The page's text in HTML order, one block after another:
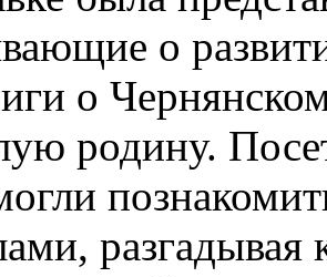
о
о
родину.